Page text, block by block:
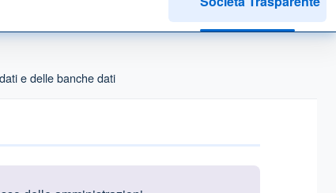
e delle banche dati